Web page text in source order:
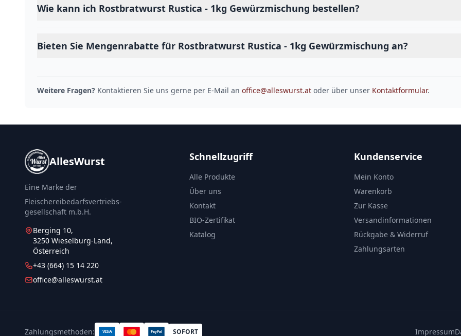
Wie kann ich Rostbratwurst Rustica - 1kg Gewürzmischung bestellen?
Bieten Sie Mengenrabatte für Rostbratwurst Rustica - 1kg Gewürzmischung an?
Weitere Fragen? Kontaktieren Sie uns gerne per E-Mail an office@alleswurst.at oder über unser Kontaktformular.
AllesWurst
Eine Marke der
Fleischereibedarfsvertriebs-
gesellschaft m.b.H.
Berging 10,
3250 Wieselburg-Land,
Österreich
+43 (664) 15 14 220
office@alleswurst.at
Schnellzugriff
Alle Produkte
Über uns
Kontakt
BIO-Zertifikat
Katalog
Kundenservice
Mein Konto
Warenkorb
Zur Kasse
Versandinformationen
Rückgabe & Widerruf
Zahlungsarten
Zahlungsmethoden: VISA PayPal SOFORT Impressum